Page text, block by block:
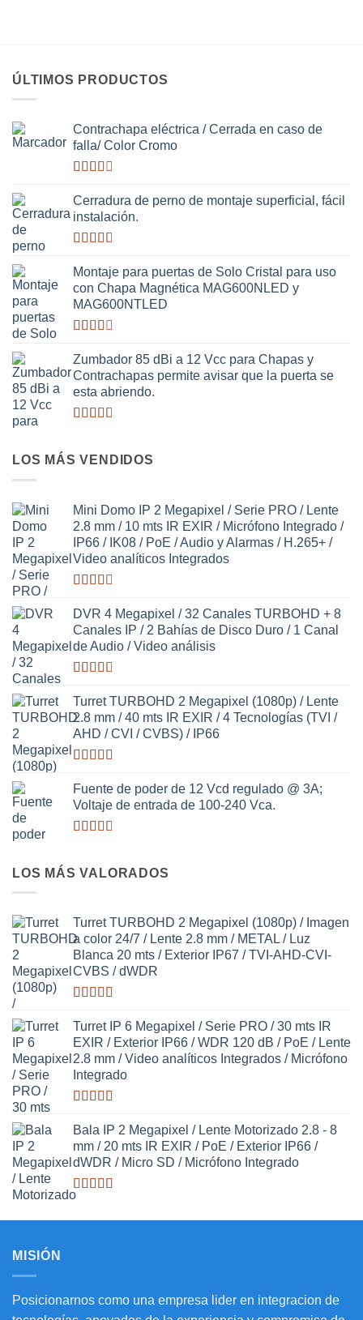
ÚLTIMOS PRODUCTOS
Contrachapa eléctrica / Cerrada en caso de
falla/ Color Cromo
con
2.51
de 5
Cerradura de perno de montaje superficial, fácil
instalación.
con
2.63
de 5
Montaje para puertas de Solo Cristal para uso
con Chapa Magnética MAG600NLED y
MAG600NTLED
con
2.50
de 5
Zumbador 85 dBi a 12 Vcc para Chapas y
Contrachapas permite avisar que la puerta se
esta abriendo.
2.64
LOS MÁS VENDIDOS
Mini Domo IP 2 Megapixel / Serie PRO / Lente
2.8 mm / 10 mts IR EXIR / Micrófono Integrado /
IP66 / IK08 / PoE / Audio y Alarmas / H.265+ /
Video analíticos Integrados
con
2.58
de 5
DVR 4 Megapixel / 32 Canales TURBOHD + 8
Canales IP / 2 Bahías de Disco Duro / 1 Canal
de Audio / Video análisis
con
2.65
de 5
Turret TURBOHD 2 Megapixel (1080p) / Lente
2.8 mm / 40 mts IR EXIR / 4 Tecnologías (TVI /
AHD / CVI / CVBS) / IP66
con
2.97de
5
Fuente de poder de 12 Vcd regulado @ 3A;
Voltaje de entrada de 100-240 Vca.
2.64
LOS MÁS VALORADOS
Turret TURBOHD 2 Megapixel (1080p) / Imagen
a color 24/7 / Lente 2.8 mm / METAL / Luz
Blanca 20 mts / Exterior IP67 / TVI-AHD-CVI-
CVBS / dWDR
con3.63
de 5
Turret IP 6 Megapixel / Serie PRO / 30 mts IR
EXIR / Exterior IP66 / WDR 120 dB / PoE / Lente
2.8 mm / Video analíticos Integrados / Micrófono
Integrado
con
3.27 de
5
Bala IP 2 Megapixel / Lente Motorizado 2.8 - 8
mm / 20 mts IR EXIR / PoE / Exterior IP66 /
dWDR / Micro SD / Micrófono Integrado
Valorado
MISIÓN
Posicionarnos como una empresa lider en integracion de